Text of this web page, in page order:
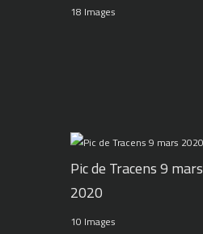
18 Images
Pic de Tracens 9 mars
2020
10 Images